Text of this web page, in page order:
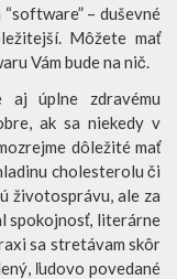
– duševné
Môžete mať
Vám bude na nič.
aj úplne zdravému
ak sa niekedy v
dôležité mať
cholesterolu či
životosprávu, ale za
spokojnosť, literárne
sa stretávam skôr
ľudovo povedané